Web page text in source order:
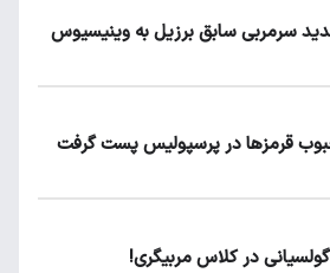
سرمربی سابق برزیل به وینیسیوس
قرمزها در پرسپولیس پست گرفت
در کلاس مربیگری!